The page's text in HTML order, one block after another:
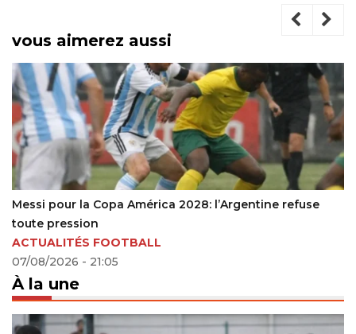
vous aimerez aussi
Tanzanie : Jean Baleke met fin à sa période de
23/12/2023 - 19:45
À la une